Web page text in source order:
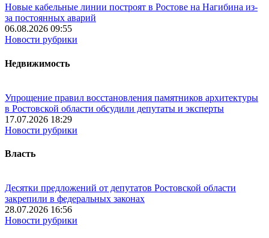
Новые кабельные линии построят в Ростове на Нагибина из-
за постоянных аварий
06.08.2026 09:55
Новости рубрики
Недвижимость
Упрощение правил восстановления памятников архитектуры
в Ростовской области обсудили депутаты и эксперты
17.07.2026 18:29
Новости рубрики
Власть
Десятки предложений от депутатов Ростовской области
закрепили в федеральных законах
28.07.2026 16:56
Новости рубрики